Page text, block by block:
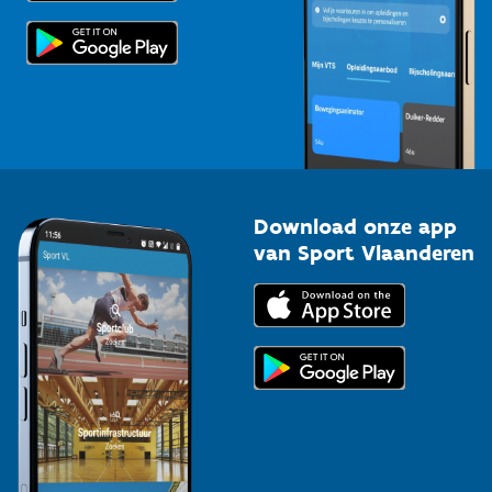
Topsporters
Download onze app
van Sport Vlaanderen